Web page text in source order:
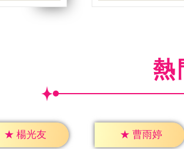
熱
★ 楊光友 ★ 曹雨婷